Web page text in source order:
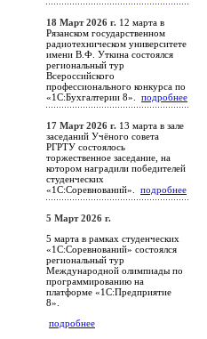
18 Март 2026 г. 12 марта в
Рязанском государственном
радиотехническом университете
имени В.Ф. Уткина состоялся
региональный тур
Всероссийского
профессионального конкурса по
«1С:Бухгалтерии 8». подробнее
17 Март 2026 г. 13 марта в зале
заседаний Учёного совета
РГРТУ состоялось
торжественное заседание, на
котором наградили победителей
студенческих
«1С:Соревнований». подробнее
5 Март 2026 г.
5 марта в рамках студенческих
«1С:Соревнований» состоялся
региональный тур
Международной олимпиады по
программированию на
платформе «1С:Предприятие
8».
подробнее